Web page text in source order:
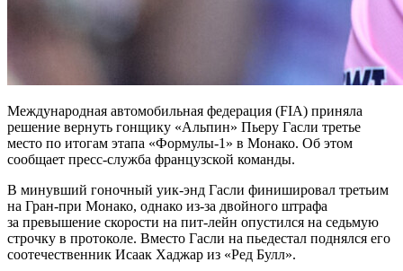
Международная автомобильная федерация (FIA) приняла
решение вернуть гонщику «Альпин» Пьеру Гасли третье
место по итогам этапа «Формулы‑1» в Монако. Об этом
сообщает пресс‑служба французской команды.
В минувший гоночный уик‑энд Гасли финишировал третьим
на Гран‑при Монако, однако из‑за двойного штрафа
за превышение скорости на пит‑лейн опустился на седьмую
строчку в протоколе. Вместо Гасли на пьедестал поднялся его
соотечественник Исаак Хаджар из «Ред Булл».